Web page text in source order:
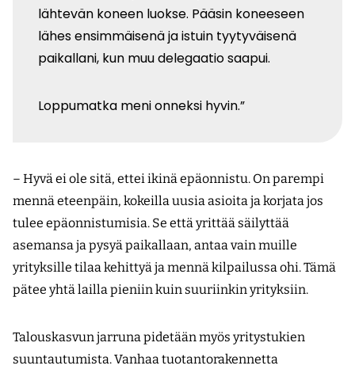
lähtevän koneen luokse. Pääsin koneeseen
lähes ensimmäisenä ja istuin tyytyväisenä
paikallani, kun muu delegaatio saapui.
Loppumatka meni onneksi hyvin.”
– Hyvä ei ole sitä, ettei ikinä epäonnistu. On parempi
mennä eteenpäin, kokeilla uusia asioita ja korjata jos
tulee epäonnistumisia. Se että yrittää säilyttää
asemansa ja pysyä paikallaan, antaa vain muille
yrityksille tilaa kehittyä ja mennä kilpailussa ohi. Tämä
pätee yhtä lailla pieniin kuin suuriinkin yrityksiin.
Talouskasvun jarruna pidetään myös yritystukien
suuntautumista. Vanhaa tuotantorakennetta